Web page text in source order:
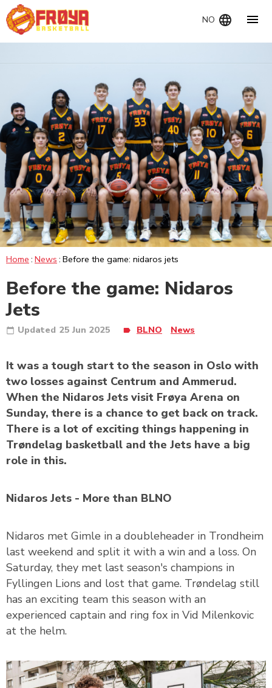
NO
Home News Before the game: nidaros jets
Before the game: Nidaros
Jets
Updated 25 Jun 2025 BLNO News
It was a tough start to the season in Oslo with
two losses against Centrum and Ammerud.
When the Nidaros Jets visit Frøya Arena on
Sunday, there is a chance to get back on track.
There is a lot of exciting things happening in
Trøndelag basketball and the Jets have a big
role in this.
Nidaros Jets - More than BLNO
Nidaros met Gimle in a doubleheader in Trondheim
last weekend and split it with a win and a loss. On
Saturday, they met last season's champions in
Fyllingen Lions and lost that game. Trøndelag still
has an exciting team this season with an
experienced captain and ring fox in Vid Milenkovic
at the helm.